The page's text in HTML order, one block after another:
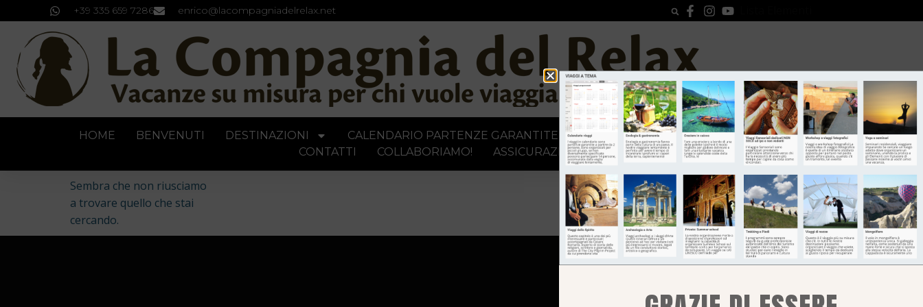
+39 335 659 7286 enrico@lacompagniadelrelax.net
HOME BENVENUTI DESTINAZIONI CALENDARIO PARTENZE GARANTITE MEDIA
INFORMAZIONI PER IL VIAGGIO
CONTATTI
COLLABORIAMO! ASSICURAZIONI VIAGGIO
Sembra che non riusciamo
a trovare quello che stai
cercando.